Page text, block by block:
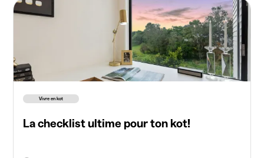
Vivre en kot
La checklist ultime pour ton kot!